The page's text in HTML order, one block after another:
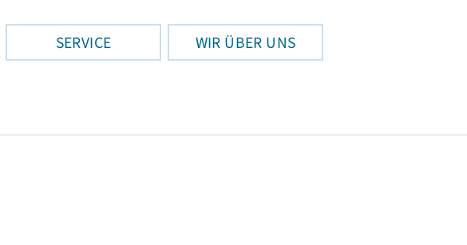
SERVICE WIR ÜBER UNS